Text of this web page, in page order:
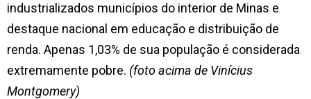
industrializados municípios do interior de Minas e
destaque nacional em educação e distribuição de
renda. Apenas 1,03% de sua população é considerada
extremamente pobre. (foto acima de Vinícius
Montgomery)